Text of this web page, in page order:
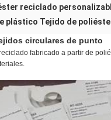
reciclado
plástico Tejido de
circulares de punto
fabricado a partir de